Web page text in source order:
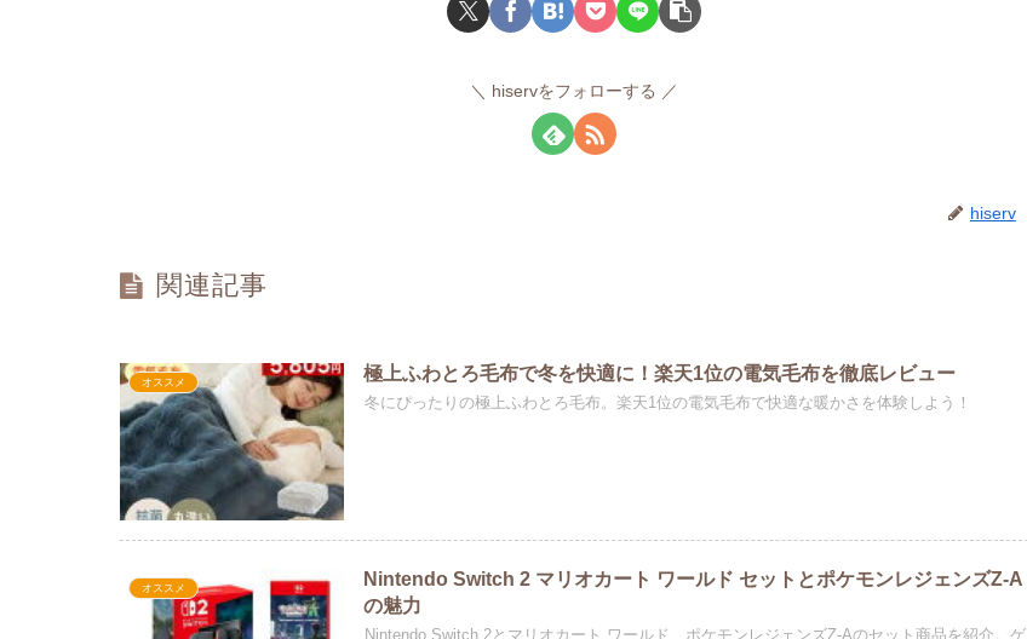
hiservをフォローする
hiserv
関連記事
オススメ 極上ふわとろ毛布で冬を快適に！楽天1位の電気毛布を徹底レビュー
冬にぴったりの極上ふわとろ毛布。楽天1位の電気毛布で快適な暖かさを体験しよう！
オススメ
Nintendo Switch 2 マリオカート ワールド セットとポケモンレジェンズZ-A
の魅力
Nintendo Switch 2とマリオカート ワールド、ポケモンレジェンズZ-Aのセット商品を紹介。ゲ